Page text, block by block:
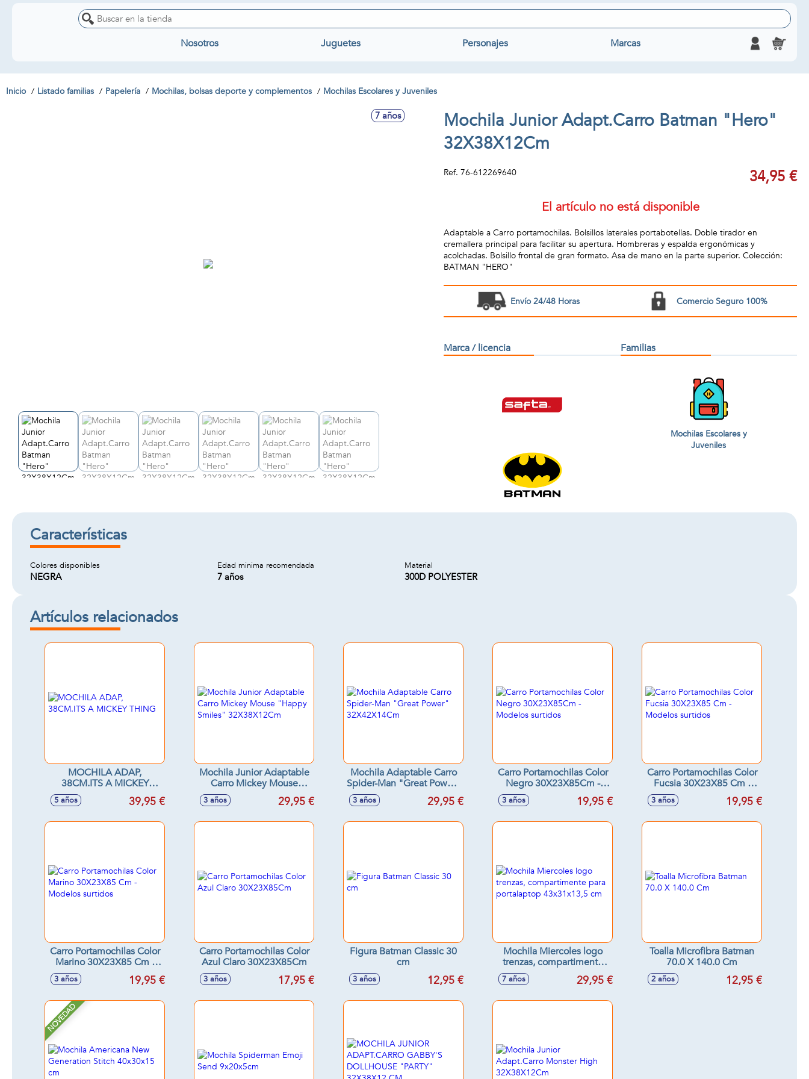
Nosotros Juguetes Personajes Marcas
Inicio Listado familias Papelería Mochilas, bolsas deporte y complementos Mochilas Escolares y Juveniles
7 años
Mochila Junior Adapt.Carro Batman "Hero"
32X38X12Cm
Ref. 76-612269640 34,95 €
El artículo no está disponible
Adaptable a Carro portamochilas. Bolsillos laterales portabotellas. Doble tirador en
cremallera principal para facilitar su apertura. Hombreras y espalda ergonómicas y
acolchadas. Bolsillo frontal de gran formato. Asa de mano en la parte superior. Colección:
BATMAN "HERO"
Envío 24/48 Horas Comercio Seguro 100%
Marca / licencia Familias
Mochilas Escolares y
Juveniles
Características
Colores disponibles
NEGRA
Edad minima recomendada
7 años
Material
300D POLYESTER
Artículos relacionados
MOCHILA ADAP,
38CM.ITS A MICKEY
5 años 39,95 €
Mochila Junior Adaptable
Carro Mickey Mouse
"Happy Smiles"
32X38X12Cm
3 años 29,95 €
Mochila Adaptable Carro
Spider-Man "Great Power"
32X42X14Cm
3 años 29,95 €
Carro Portamochilas Color
Negro 30X23X85Cm -
Modelos surtidos
3 años 19,95 €
Carro Portamochilas Color
Fucsia 30X23X85 Cm -
Modelos surtidos
3 años 19,95 €
Carro Portamochilas Color
Marino 30X23X85 Cm -
Modelos surtidos
3 años 19,95 €
Carro Portamochilas Color
Azul Claro 30X23X85Cm
3 años 17,95 €
Figura Batman Classic 30
cm
3 años 12,95 €
Mochila Miercoles logo
trenzas, compartimente
para portalaptop
43x31x13,5 cm
7 años 29,95 €
Toalla Microfibra Batman
70.0 X 140.0 Cm
2 años 12,95 €
NOVEDAD